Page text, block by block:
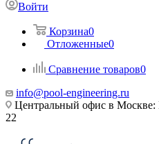
Войти
Корзина0
Отложенные0
Сравнение товаров0
info@pool-engineering.ru
Центральный офис в
22